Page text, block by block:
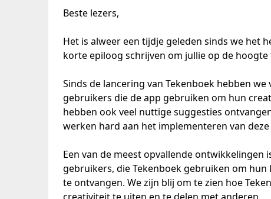
Beste lezers,
Het is alweer een tijdje geleden sinds we het
korte epiloog schrijven om jullie op de
Sinds de lancering van Tekenboek hebben
gebruikers die de app gebruiken om hun
hebben ook veel nuttige suggesties
werken hard aan het implementeren van
Een van de meest opvallende ontwikkelingen
gebruikers, die Tekenboek gebruiken om
te ontvangen. We zijn blij om te zien hoe